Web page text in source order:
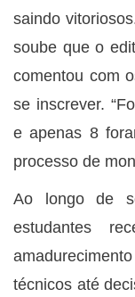
saindo
soube que o
comentou com
se inscrever.
e apenas 8
processo de
Ao longo de
estudantes
técnicos até